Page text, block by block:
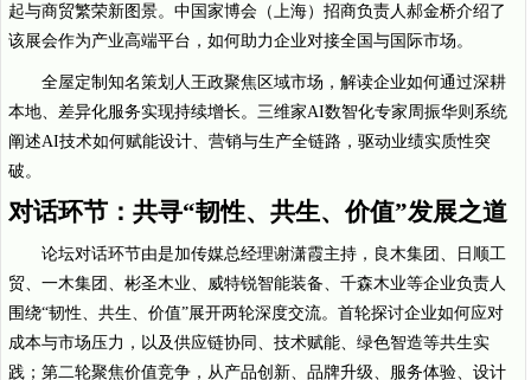
起与商贸繁荣新图景。中国家博会（上海）招商负责人郝金桥介绍了
该展会作为产业高端平台，如何助力企业对接全国与国际市场。
全屋定制知名策划人王政聚焦区域市场，解读企业如何通过深耕
本地、差异化服务实现持续增长。三维家AI数智化专家周振华则系统
阐述AI技术如何赋能设计、营销与生产全链路，驱动业绩实质性突
破。
对话环节：共寻“韧性、共生、价值”发展之道
论坛对话环节由是加传媒总经理谢潇霞主持，良木集团、日顺工
贸、一木集团、彬圣木业、威特锐智能装备、千森木业等企业负责人
围绕“韧性、共生、价值”展开两轮深度交流。首轮探讨企业如何应对
成本与市场压力，以及供应链协同、技术赋能、绿色智造等共生实
践；第二轮聚焦价值竞争，从产品创新、品牌升级、服务体验、设计